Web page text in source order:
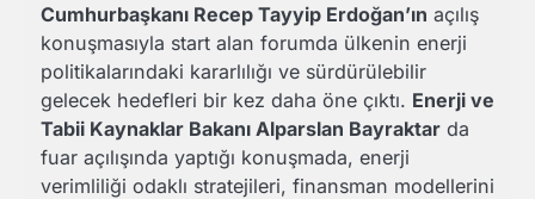
Cumhurbaşkanı Recep Tayyip Erdoğan’ın açılış
konuşmasıyla start alan forumda ülkenin enerji
politikalarındaki kararlılığı ve sürdürülebilir
gelecek hedefleri bir kez daha öne çıktı. Enerji ve
Tabii Kaynaklar Bakanı Alparslan Bayraktar da
fuar açılışında yaptığı konuşmada, enerji
verimliliği odaklı stratejileri, finansman modellerini